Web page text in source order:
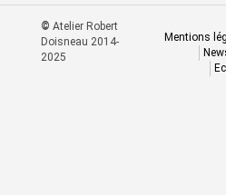
© Atelier Robert
Doisneau 2014-
2025
Mentions